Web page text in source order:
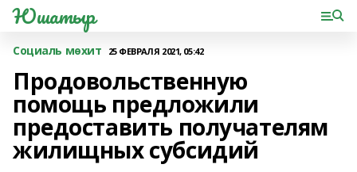
Юшатыр
Социаль мөхит 25 ФЕВРАЛЯ 2021, 05:42
Продовольственную
помощь предложили
предоставить получателям
жилищных субсидий